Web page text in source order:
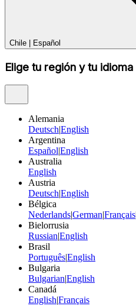
Chile Español
Elige tu región y tu idioma
Alemania
DeutschEnglish
Argentina
EspañolEnglish
Australia
English
Austria
DeutschEnglish
Bélgica
NederlandsGermanFrançais
Bielorrusia
RussianEnglish
Brasil
PortuguêsEnglish
Bulgaria
BulgarianEnglish
Canadá
EnglishFrançais